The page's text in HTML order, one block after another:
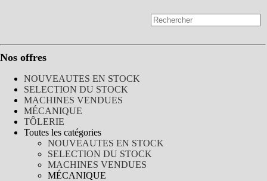
Nos offres
NOUVEAUTES EN STOCK
SELECTION DU STOCK
MACHINES VENDUES
MÉCANIQUE
TÔLERIE
Toutes les catégories
NOUVEAUTES EN STOCK
SELECTION DU STOCK
MACHINES VENDUES
MÉCANIQUE